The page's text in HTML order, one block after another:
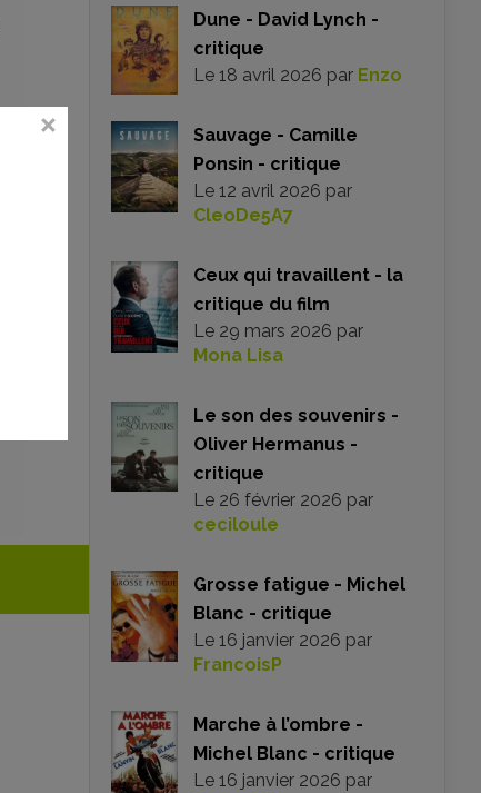
Dune - David Lynch -
critique
Le 18 avril 2026 par Enzo
Sauvage - Camille
Ponsin - critique
Le 12 avril 2026 par
CleoDe5A7
Ceux qui travaillent - la
critique du film
Le 29 mars 2026 par
Mona Lisa
Le son des souvenirs -
Oliver Hermanus -
critique
Le 26 février 2026 par
ceciloule
Grosse fatigue - Michel
Blanc - critique
Le 16 janvier 2026 par
FrancoisP
Marche à l’ombre -
Michel Blanc - critique
Le 16 janvier 2026 par